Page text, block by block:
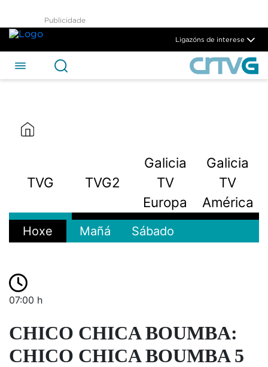
Publicidade
Ligazóns de interese
TVG TVG2
Galicia
TV
Europa
Galicia
TV
América
Hoxe Mañá Sábado
07:00 h
CHICO CHICA BOUMBA:
CHICO CHICA BOUMBA 5